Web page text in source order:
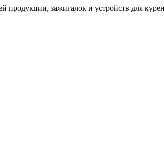
зажигалок и устройств для